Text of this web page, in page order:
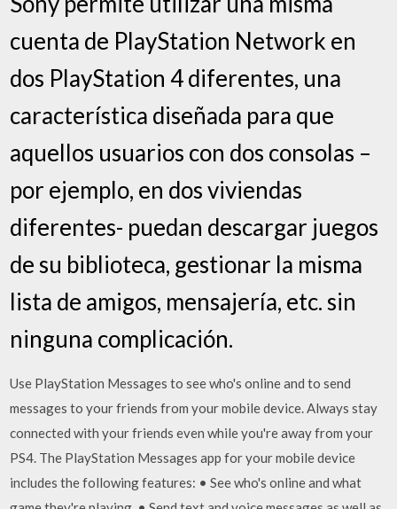
cuenta de PlayStation Network en
dos PlayStation 4 diferentes, una
característica diseñada para que
aquellos usuarios con dos consolas –
por ejemplo, en dos viviendas
diferentes- puedan descargar juegos
de su biblioteca, gestionar la misma
lista de amigos, mensajería, etc. sin
ninguna complicación.
Use PlayStation Messages to see who's online and to send
messages to your friends from your mobile device. Always stay
connected with your friends even while you're away from your
PS4. The PlayStation Messages app for your mobile device
includes the following features: • See who's online and what